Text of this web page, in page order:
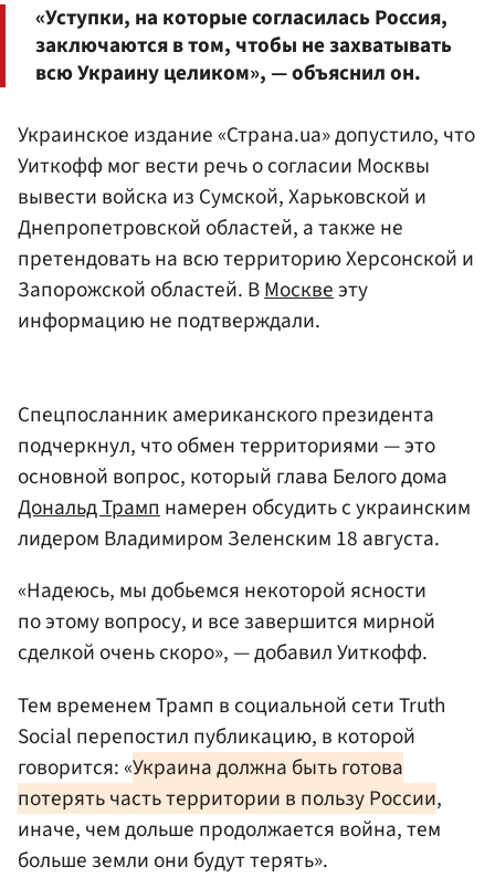
«Уступки, на которые согласилась Россия,
заключаются в том, чтобы не захватывать
всю Украину целиком», — объяснил он.
Украинское издание «Страна.ua» допустило, что
Уиткофф мог вести речь о согласии Москвы
вывести войска из Сумской, Харьковской и
Днепропетровской областей, а также не
претендовать на всю территорию Херсонской и
Запорожской областей. ВМосквеэту
информацию не подтверждали.
Спецпосланник американского президента
подчеркнул, что обмен территориями — это
основной вопрос, который глава Белого дома
Дональд Трампнамерен обсудить с украинским
лидером Владимиром Зеленским 18 августа.
«Надеюсь, мы добьемся некоторой ясности
по этому вопросу, и все завершится мирной
сделкой очень скоро», — добавил Уиткофф.
Тем временем Трамп в социальной сети Truth
Social перепостил публикацию, в которой
говорится: «Украина должна быть готова
потерять часть территории в пользу России,
иначе, чем дольше продолжается война, тем
больше земли они будут терять».